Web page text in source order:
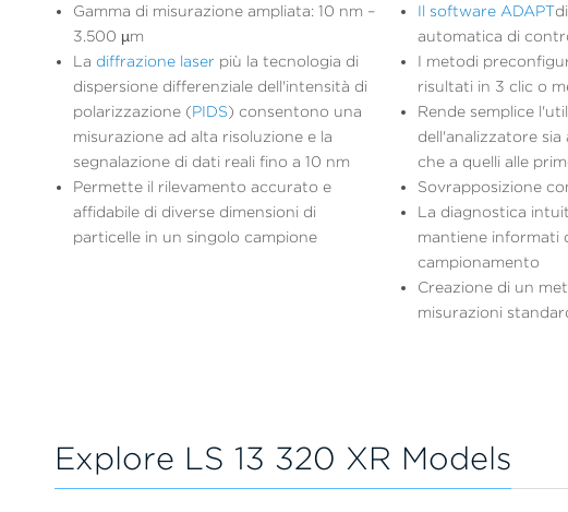
Gamma di misurazione ampliata: 10 nm –
3.500 µm
La diffrazione laser più la tecnologia di
dispersione differenziale dell'intensità di
polarizzazione (PIDS) consentono una
misurazione ad alta risoluzione e la
segnalazione di dati reali fino a 10 nm
Permette il rilevamento accurato e
affidabile di diverse dimensioni di
particelle in un singolo campione
Il software ADAPT
automatica di
I metodi
risultati in 3 clic o
Rende semplice
dell'analizzatore
che a quelli alle
Sovrapposizione
La diagnostica
mantiene informati
campionamento
Creazione di un
misurazioni
Explore LS 13 320 XR Models